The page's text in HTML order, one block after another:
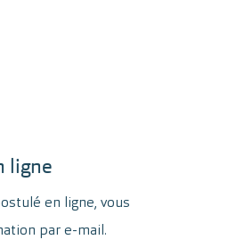
ligne
en ligne, vous
par e-mail.